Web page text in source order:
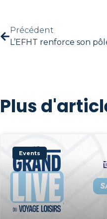
Précédent
L’EFHT renforce son
Plus
Events